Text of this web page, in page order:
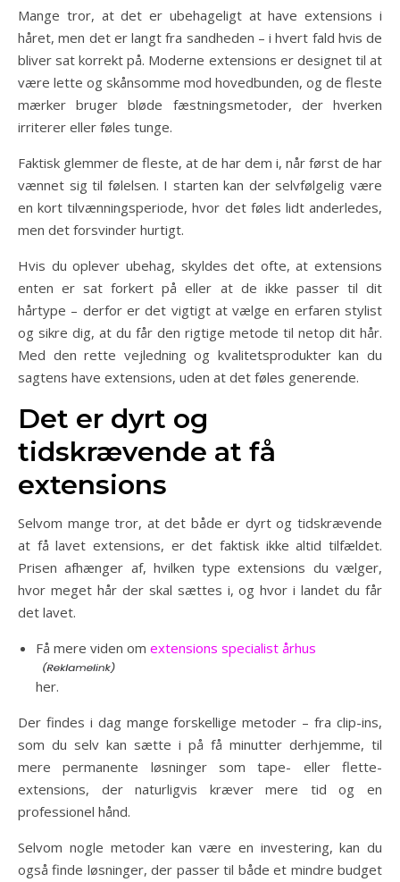
Mange tror, at det er ubehageligt at have extensions i
håret, men det er langt fra sandheden – i hvert fald hvis de
bliver sat korrekt på. Moderne extensions er designet til at
være lette og skånsomme mod hovedbunden, og de fleste
mærker bruger bløde fæstningsmetoder, der hverken
irriterer eller føles tunge.
Faktisk glemmer de fleste, at de har dem i, når først de har
vænnet sig til følelsen. I starten kan der selvfølgelig være
en kort tilvænningsperiode, hvor det føles lidt anderledes,
men det forsvinder hurtigt.
Hvis du oplever ubehag, skyldes det ofte, at extensions
enten er sat forkert på eller at de ikke passer til dit
hårtype – derfor er det vigtigt at vælge en erfaren stylist
og sikre dig, at du får den rigtige metode til netop dit hår.
Med den rette vejledning og kvalitetsprodukter kan du
sagtens have extensions, uden at det føles generende.
Det er dyrt og
tidskrævende at få
extensions
Selvom mange tror, at det både er dyrt og tidskrævende
at få lavet extensions, er det faktisk ikke altid tilfældet.
Prisen afhænger af, hvilken type extensions du vælger,
hvor meget hår der skal sættes i, og hvor i landet du får
det lavet.
Få mere viden om extensions specialist århus
her.
Der findes i dag mange forskellige metoder – fra clip-ins,
som du selv kan sætte i på få minutter derhjemme, til
mere permanente løsninger som tape- eller flette-
extensions, der naturligvis kræver mere tid og en
professionel hånd.
Selvom nogle metoder kan være en investering, kan du
også finde løsninger, der passer til både et mindre budget